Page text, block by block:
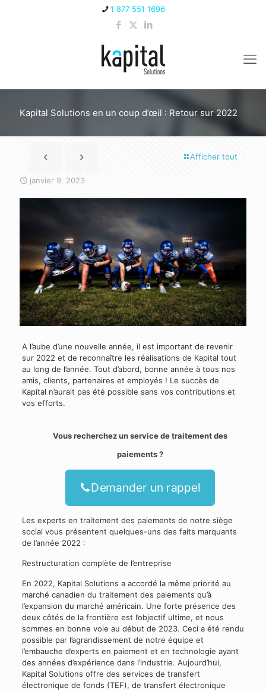
1 877 551 1696
Kapital Solutions en un coup d’œil : Retour sur 2022
Afficher tout
janvier 9, 2023
A l’aube d’une nouvelle année, il est important de revenir
sur 2022 et de reconnaître les réalisations de Kapital tout
au long de l’année. Tout d’abord, bonne année à tous nos
amis, clients, partenaires et employés ! Le succès de
Kapital n’aurait pas été possible sans vos contributions et
vos efforts.
Vous recherchez un service de traitement des
paiements ?
Demander un rappel
Les experts en traitement des paiements de notre siège
social vous présentent quelques-uns des faits marquants
de l’année 2022 :
Restructuration complète de l’entreprise
En 2022, Kapital Solutions a accordé la même priorité au
marché canadien du traitement des paiements qu’à
l’expansion du marché américain. Une forte présence des
deux côtés de la frontière est l’objectif ultime, et nous
sommes en bonne voie au début de 2023. Ceci a été rendu
possible par l’agrandissement de notre équipe et
l’embauche d’experts en paiement et en technologie ayant
des années d’expérience dans l’industrie. Aujourd’hui,
Kapital Solutions offre des services de transfert
électronique de fonds (TEF), de transfert électronique